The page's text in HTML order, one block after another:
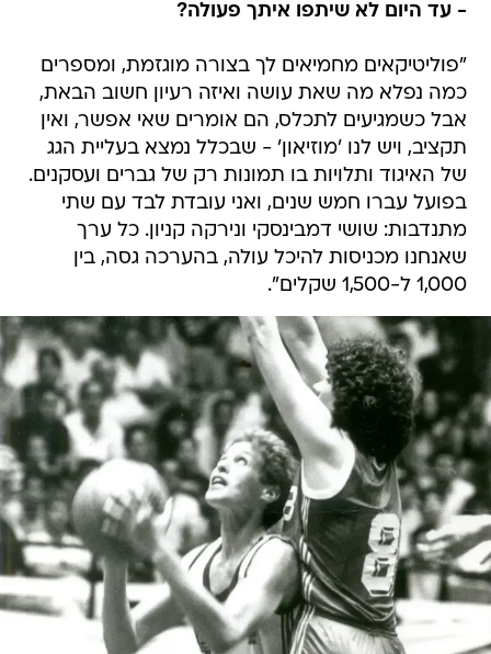
- עד היום לא שיתפו איתך פעולה?
"פוליטיקאים מחמיאים לך בצורה מוגזמת, ומספרים
כמה נפלא מה שאת עושה ואיזה רעיון חשוב הבאת,
אבל כשמגיעים לתכלס, הם אומרים שאי אפשר, ואין
תקציב, ויש לנו 'מוזיאון' - שבכלל נמצא בעליית הגג
של האיגוד ותלויות בו תמונות רק של גברים ועסקנים.
בפועל עברו חמש שנים, ואני עובדת לבד עם שתי
מתנדבות: שושי דמבינסקי ונירקה קניון. כל ערך
שאנחנו מכניסות להיכל עולה, בהערכה גסה, בין
1,000 ל-1,500 שקלים".